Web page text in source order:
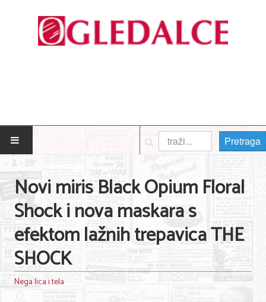
POČETNA
Posao
Usluge
Nega lica i tela
Shopping
Sve za venčanje
Pretraga
Novi miris Black Opium Floral
Shock i nova maskara s
efektom lažnih trepavica THE
SHOCK
Nega lica i tela